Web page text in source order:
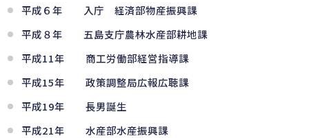
平成６年 入庁 経済部物産振興課
平成８年 五島支庁農林水産部耕地課
平成11年 商工労働部経営指導課
平成15年 政策調整局広報広聴課
平成19年 長男誕生
平成21年 水産部水産振興課